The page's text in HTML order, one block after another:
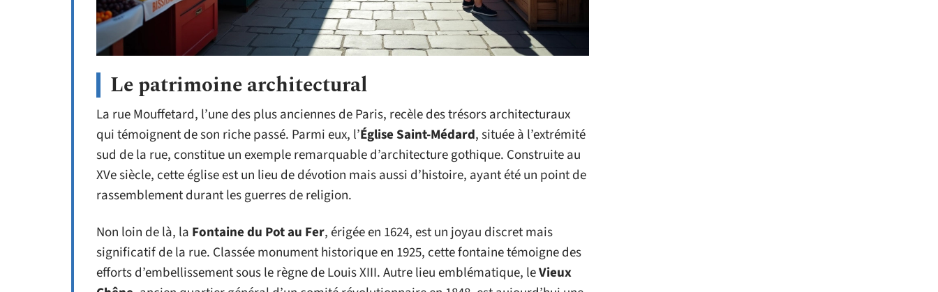
Le patrimoine architectural
La rue Mouffetard, l’une des plus anciennes de Paris, recèle des trésors architecturaux
qui témoignent de son riche passé. Parmi eux, l’Église Saint-Médard, située à l’extrémité
sud de la rue, constitue un exemple remarquable d’architecture gothique. Construite au
XVe siècle, cette église est un lieu de dévotion mais aussi d’histoire, ayant été un point de
rassemblement durant les guerres de religion.
Non loin de là, la Fontaine du Pot au Fer, érigée en 1624, est un joyau discret mais
significatif de la rue. Classée monument historique en 1925, cette fontaine témoigne des
efforts d’embellissement sous le règne de Louis XIII. Autre lieu emblématique, leVieux